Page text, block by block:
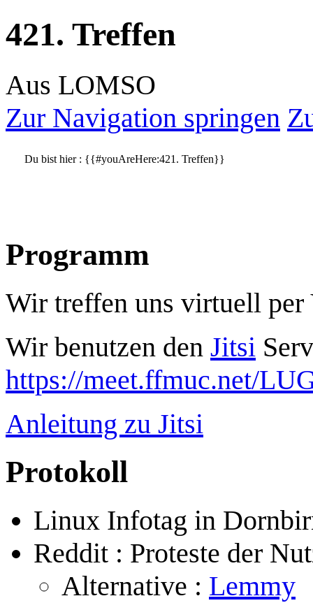
421. Treffen
Aus LOMSO
Zur Navigation springen
Du bist hier : {{#youAreHere:421. Treffen}}
Programm
Wir treffen uns virtuell per
Wir benutzen den Jitsi
https://meet.ffmuc.net/
Anleitung zu Jitsi
Protokoll
Linux Infotag in
Reddit : Proteste der
Alternative : Lemmy